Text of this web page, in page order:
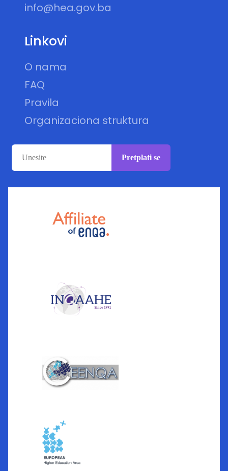
info@hea.gov.ba
Linkovi
O nama
FAQ
Pravila
Organizaciona struktura
Pretplati se